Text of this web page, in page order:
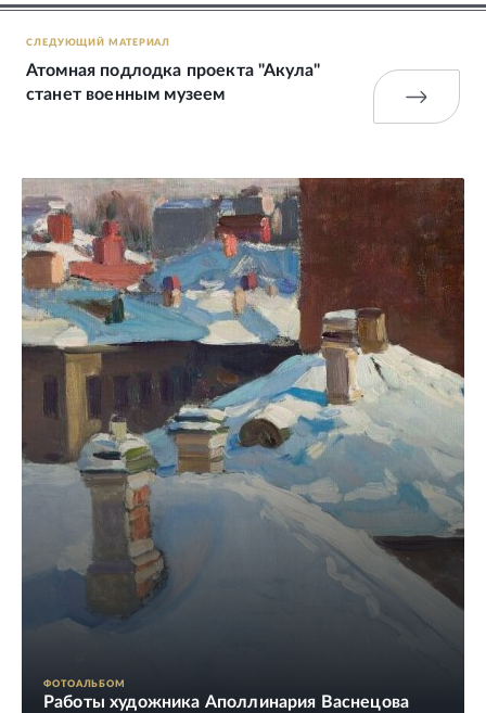
ФОТОАЛЬБОМ
Работы художника Аполлинария Васнецова
СЛЕДУЮЩИЙ МАТЕРИАЛ
Атомная подлодка проекта "Акула"
станет военным музеем